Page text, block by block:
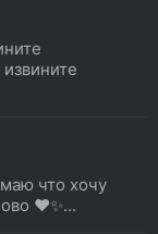
что хочу
❤️✨...